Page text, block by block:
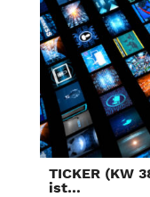
TICKER (KW
ist…